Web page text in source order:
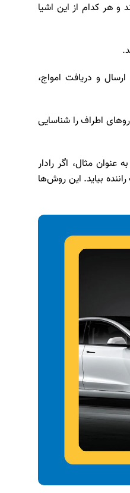
و هر کدام از این اشیا
و دریافت امواج،
اطراف را شناسایی
عنوان مثال، اگر رادار
بیاید. این روش‌ها